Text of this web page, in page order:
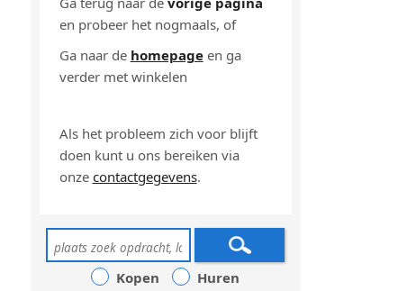
en probeer het nogmaals, of
Ga naar de homepageen ga
verder met winkelen
Als het probleem zich voor blijft
doen kunt u ons bereiken via
onze contactgegevens.
Kopen
Huren